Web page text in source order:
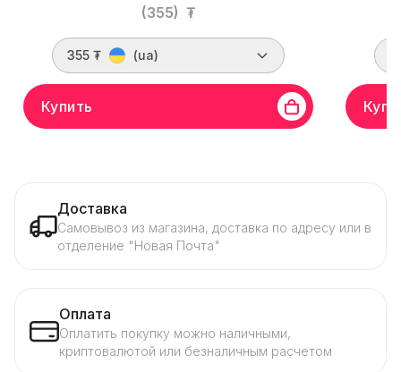
(355) ₮
355 ₮ (ua)
Купить
Доставка
Самовывоз из магазина, доставка по адресу или в
отделение "Новая Почта"
Оплата
Оплатить покупку можно наличными,
криптовалютой или безналичным расчетом